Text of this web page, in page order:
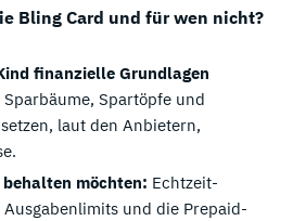
Bling Card und für wen nicht?
finanzielle Grundlagen
Sparbäume, Spartöpfe und
laut den Anbietern,
möchten: Echtzeit-
und die Prepaid-